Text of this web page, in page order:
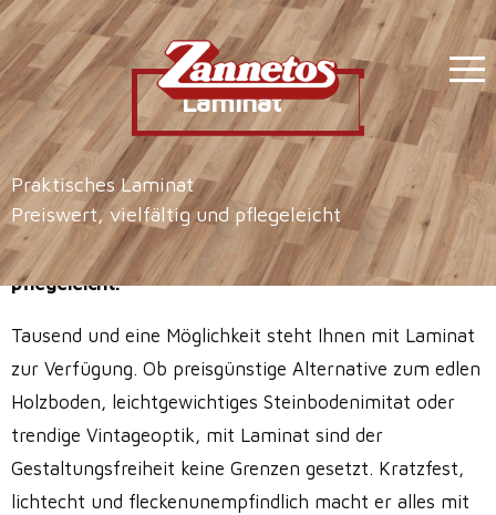
Zum Inhalt springen
Laminat
Praktisches Laminat
Preiswert, vielfältig und pflegeleicht
Praktisches Laminat – preiswert, vielfältig und
pflegeleicht.
Tausend und eine Möglichkeit steht Ihnen mit Laminat
zur Verfügung. Ob preisgünstige Alternative zum edlen
Holzboden, leichtgewichtiges Steinbodenimitat oder
trendige Vintageoptik, mit Laminat sind der
Gestaltungsfreiheit keine Grenzen gesetzt. Kratzfest,
lichtecht und fleckenunempfindlich macht er alles mit